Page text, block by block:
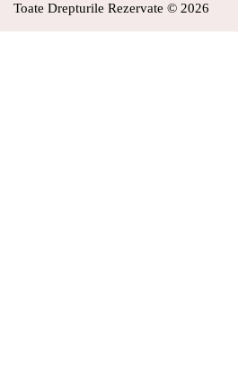
Toate Drepturile Rezervate © 2026